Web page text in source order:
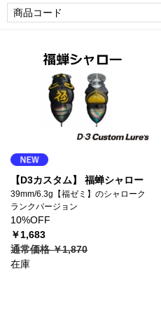
【D3カスタム】 福蝉シャロー
39mm/6.3g【福ゼミ】のシャローク
ランクバージョン
10%OFF
￥1,683
通常価格 ￥1,870
在庫